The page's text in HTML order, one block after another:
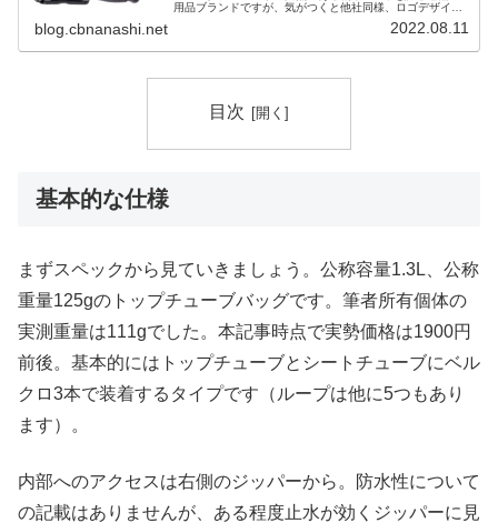
用品ブランドですが、気がつくと他社同様、ロゴデザイン
blog.cbnanashi.net 2022.08.11
目次
基本的な仕様
まずスペックから見ていきましょう。公称容量1.3L、公称
重量125gのトップチューブバッグです。筆者所有個体の
実測重量は111gでした。本記事時点で実勢価格は1900円
前後。基本的にはトップチューブとシートチューブにベル
クロ3本で装着するタイプです（ループは他に5つもあり
ます）。
内部へのアクセスは右側のジッパーから。防水性について
の記載はありませんが、ある程度止水が効くジッパーに見